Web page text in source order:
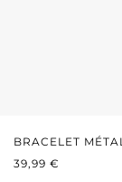
BRACELET
PRIX
39,99 €